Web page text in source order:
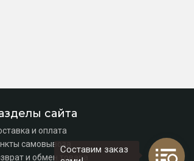
сайта
и оплата
самовывоза
и обмен товара
Составим заказ